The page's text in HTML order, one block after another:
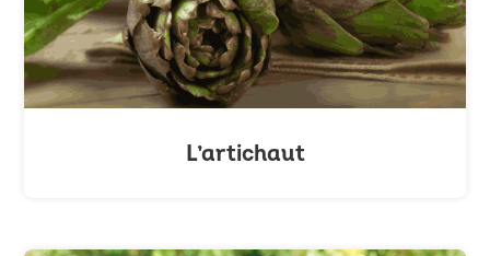
L’artichaut